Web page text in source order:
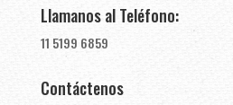
Llamanos al Teléfono:
11 5199 6859
Contáctenos